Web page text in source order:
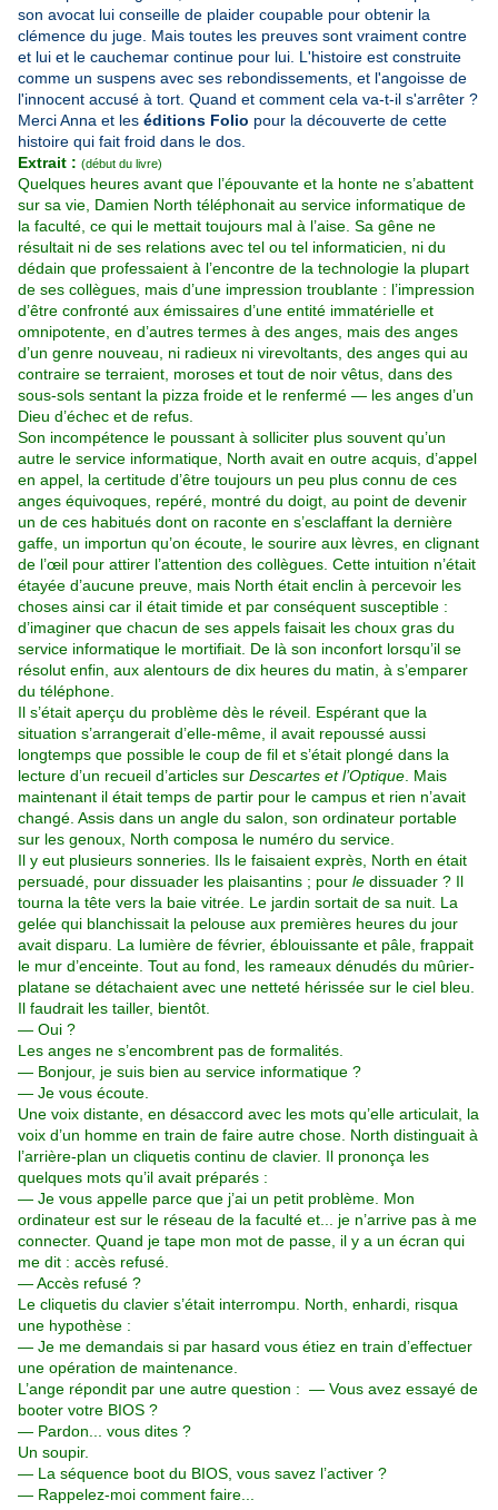
son avocat lui conseille de plaider coupable pour obtenir la
clémence du juge. Mais toutes les preuves sont vraiment contre
et lui et le cauchemar continue pour lui. L'histoire est construite
comme un suspens avec ses rebondissements, et l'angoisse de
l'innocent accusé à tort. Quand et comment cela va-t-il s'arrêter ?
Merci Anna et les éditions Folio pour la découverte de cette
histoire qui fait froid dans le dos.
Extrait : (début du livre)
Quelques heures avant que l’épouvante et la honte ne s’abattent
sur sa vie, Damien North téléphonait au service informatique de
la faculté, ce qui le mettait toujours mal à l’aise. Sa gêne ne
résultait ni de ses relations avec tel ou tel informaticien, ni du
dédain que professaient à l’encontre de la technologie la plupart
de ses collègues, mais d’une impression troublante : l’impression
d’être confronté aux émissaires d’une entité immatérielle et
omnipotente, en d’autres termes à des anges, mais des anges
d’un genre nouveau, ni radieux ni virevoltants, des anges qui au
contraire se terraient, moroses et tout de noir vêtus, dans des
sous-sols sentant la pizza froide et le renfermé — les anges d’un
Dieu d’échec et de refus.
Son incompétence le poussant à solliciter plus souvent qu’un
autre le service informatique, North avait en outre acquis, d’appel
en appel, la certitude d’être toujours un peu plus connu de ces
anges équivoques, repéré, montré du doigt, au point de devenir
un de ces habitués dont on raconte en s’esclaffant la dernière
gaffe, un importun qu’on écoute, le sourire aux lèvres, en clignant
de l’œil pour attirer l’attention des collègues. Cette intuition n’était
étayée d’aucune preuve, mais North était enclin à percevoir les
choses ainsi car il était timide et par conséquent susceptible :
d’imaginer que chacun de ses appels faisait les choux gras du
service informatique le mortifiait. De là son inconfort lorsqu’il se
résolut enfin, aux alentours de dix heures du matin, à s’emparer
du téléphone.
Il s’était aperçu du problème dès le réveil. Espérant que la
situation s’arrangerait d’elle-même, il avait repoussé aussi
longtemps que possible le coup de fil et s’était plongé dans la
lecture d’un recueil d’articles sur Descartes et l’Optique . Mais
maintenant il était temps de partir pour le campus et rien n’avait
changé. Assis dans un angle du salon, son ordinateur portable
sur les genoux, North composa le numéro du service.
Il y eut plusieurs sonneries. Ils le faisaient exprès, North en était
persuadé, pour dissuader les plaisantins ; pour le dissuader ? Il
tourna la tête vers la baie vitrée. Le jardin sortait de sa nuit. La
gelée qui blanchissait la pelouse aux premières heures du jour
avait disparu. La lumière de février, éblouissante et pâle, frappait
le mur d’enceinte. Tout au fond, les rameaux dénudés du mûrier-
platane se détachaient avec une netteté hérissée sur le ciel bleu.
Il faudrait les tailler, bientôt.
— Oui ?
Les anges ne s’encombrent pas de formalités.
— Bonjour, je suis bien au service informatique ?
— Je vous écoute.
Une voix distante, en désaccord avec les mots qu’elle articulait, la
voix d’un homme en train de faire autre chose. North distinguait à
l’arrière-plan un cliquetis continu de clavier. Il prononça les
quelques mots qu’il avait préparés :
— Je vous appelle parce que j’ai un petit problème. Mon
ordinateur est sur le réseau de la faculté et... je n’arrive pas à me
connecter. Quand je tape mon mot de passe, il y a un écran qui
me dit : accès refusé.
— Accès refusé ?
Le cliquetis du clavier s’était interrompu. North, enhardi, risqua
une hypothèse :
— Je me demandais si par hasard vous étiez en train d’effectuer
une opération de maintenance.
L’ange répondit par une autre question : — Vous avez essayé de
booter votre BIOS ?
— Pardon... vous dites ?
Un soupir.
— La séquence boot du BIOS, vous savez l’activer ?
— Rappelez-moi comment faire...